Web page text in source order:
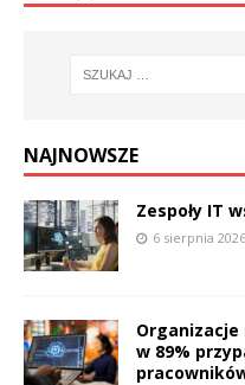
NAJNOWSZE
Zespoły IT
6 sierpnia 2026
w 89%